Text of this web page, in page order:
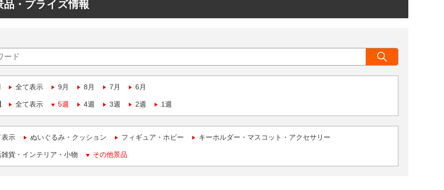
品・プライズ情報
全て表示 9月 8月 7月 6月
全て表示 5週 4週 3週 2週 1週
表示 ぬいぐるみ・クッション フィギュア・ホビー キーホルダー・マスコット・アクセサリー
貨・インテリア・小物 その他景品